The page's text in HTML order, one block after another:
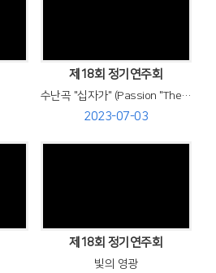
제18회 정기연주회
수난곡 "십자가" (Passion "The Cross")
2023-07-03
제18회 정기연주회
빛의 영광